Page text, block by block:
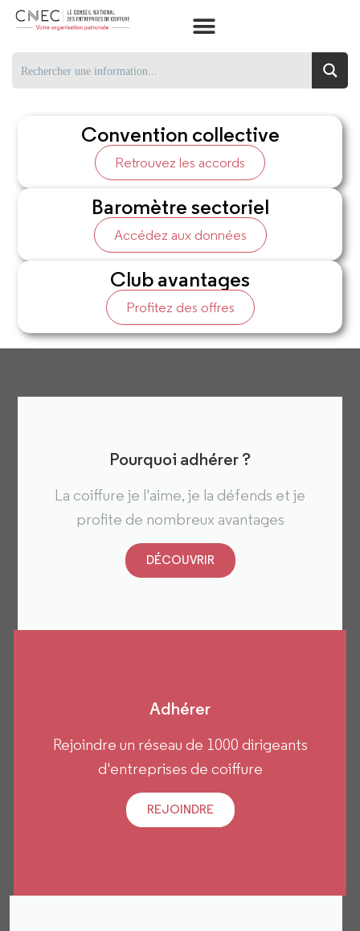
Convention collective
Retrouvez les accords
Baromètre sectoriel
Accédez aux données
Club avantages
Profitez des offres
Pourquoi adhérer ?
La coiffure je l'aime, je la défends et je
profite de nombreux avantages
DÉCOUVRIR
Adhérer
Rejoindre un réseau de 1000 dirigeants
d'entreprises de coiffure
REJOINDRE